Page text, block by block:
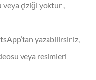
veya çiziği yoktur ,
yazabilirsiniz,
veya resimleri